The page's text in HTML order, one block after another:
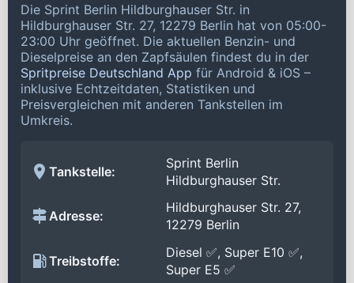
Die Sprint Berlin Hildburghauser Str. in
Hildburghauser Str. 27, 12279 Berlin hat von 05:00-
23:00 Uhr geöffnet. Die aktuellen Benzin- und
Dieselpreise an den Zapfsäulen findest du in der
Spritpreise Deutschland App für Android & iOS –
inklusive Echtzeitdaten, Statistiken und
Preisvergleichen mit anderen Tankstellen im
Umkreis.
Tankstelle:
Sprint Berlin
Hildburghauser Str.
Adresse:
Hildburghauser Str. 27,
12279 Berlin
Treibstoffe:
Diesel ✅, Super E10 ✅,
Super E5 ✅